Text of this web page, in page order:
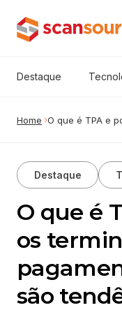
Destaque
Home O que é TPA e
Destaque
O que é
os
são